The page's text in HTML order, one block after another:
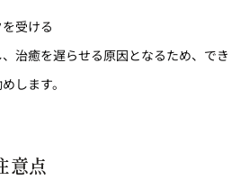
受ける
治癒を遅らせる原因となるため、でき
します。
意点